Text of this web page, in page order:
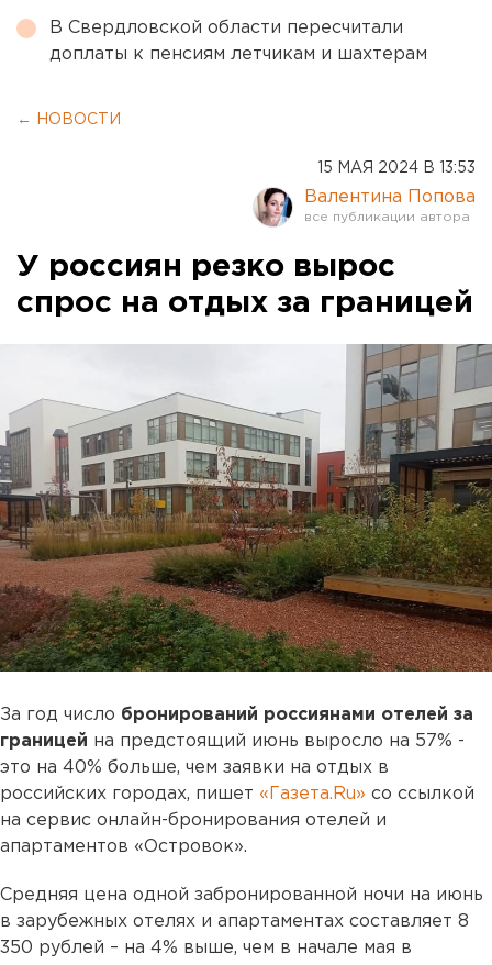
В Свердловской области пересчитали
доплаты к пенсиям летчикам и шахтерам
← НОВОСТИ
15 МАЯ 2024 В 13:53
Валентина Попова
У россиян резко вырос
спрос на отдых за границей
За год число бронирований россиянами отелей за
границей на предстоящий июнь выросло на 57% -
это на 40% больше, чем заявки на отдых в
российских городах, пишет «Газета.Ru» со ссылкой
на сервис онлайн-бронирования отелей и
апартаментов «Островок».
Средняя цена одной забронированной ночи на июнь
в зарубежных отелях и апартаментах составляет 8
350 рублей – на 4% выше, чем в начале мая в